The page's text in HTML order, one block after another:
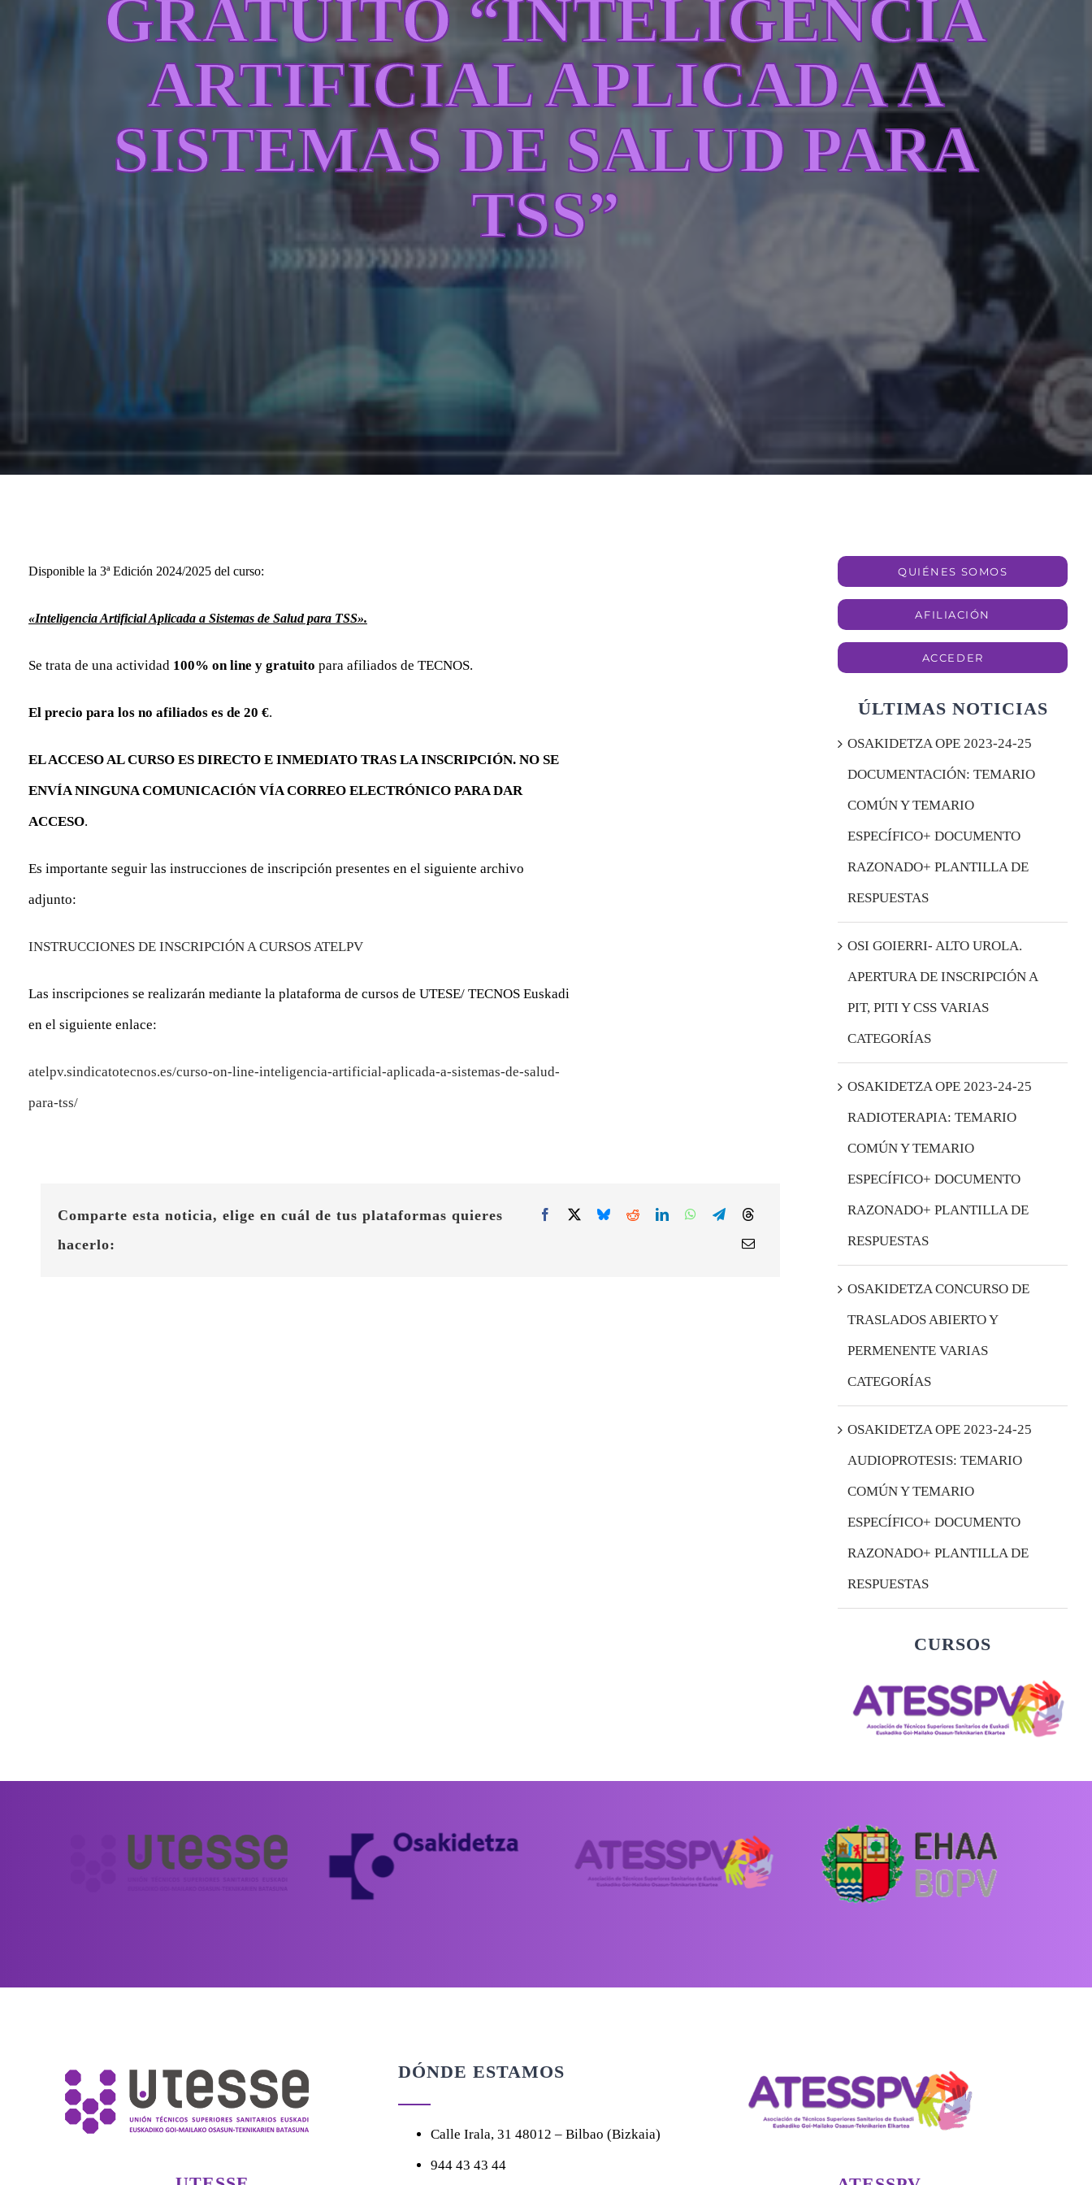
GRATUITO “INTELIGENCIA
ARTIFICIAL APLICADA A
SISTEMAS DE SALUD PARA
TSS”
Disponible la 3ª Edición 2024/2025 del curso:
«Inteligencia Artificial Aplicada a Sistemas de Salud para TSS».
Se trata de una actividad 100% on line y gratuito para afiliados de TECNOS.
El precio para los no afiliados es de 20 €.
EL ACCESO AL CURSO ES DIRECTO E INMEDIATO TRAS LA INSCRIPCIÓN. NO SE
ENVÍA NINGUNA COMUNICACIÓN VÍA CORREO ELECTRÓNICO PARA DAR
ACCESO.
Es importante seguir las instrucciones de inscripción presentes en el siguiente archivo
adjunto:
INSTRUCCIONES DE INSCRIPCIÓN A CURSOS ATELPV
Las inscripciones se realizarán mediante la plataforma de cursos de UTESE/ TECNOS Euskadi
en el siguiente enlace:
atelpv.sindicatotecnos.es/curso-on-line-inteligencia-artificial-aplicada-a-sistemas-de-salud-
para-tss/
Comparte esta noticia, elige en cuál de tus plataformas quieres
hacerlo:
QUIÉNES SOMOS
AFILIACIÓN
ACCEDER
ÚLTIMAS NOTICIAS
OSAKIDETZA OPE 2023-24-25
DOCUMENTACIÓN: TEMARIO
COMÚN Y TEMARIO
ESPECÍFICO+ DOCUMENTO
RAZONADO+ PLANTILLA DE
RESPUESTAS
OSI GOIERRI- ALTO UROLA.
APERTURA DE INSCRIPCIÓN A
PIT, PITI Y CSS VARIAS
CATEGORÍAS
OSAKIDETZA OPE 2023-24-25
RADIOTERAPIA: TEMARIO
COMÚN Y TEMARIO
ESPECÍFICO+ DOCUMENTO
RAZONADO+ PLANTILLA DE
RESPUESTAS
OSAKIDETZA CONCURSO DE
TRASLADOS ABIERTO Y
PERMENENTE VARIAS
CATEGORÍAS
OSAKIDETZA OPE 2023-24-25
AUDIOPROTESIS: TEMARIO
COMÚN Y TEMARIO
ESPECÍFICO+ DOCUMENTO
RAZONADO+ PLANTILLA DE
RESPUESTAS
CURSOS
DÓNDE ESTAMOS
CalleIrala, 3148012 – Bilbao (Bizkaia)
944 43 43 44